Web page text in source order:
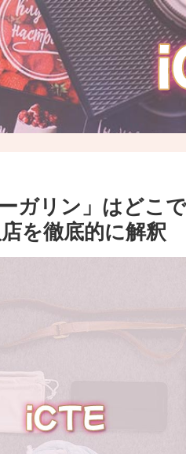
ガリン」はどこ
を徹底的に解釈